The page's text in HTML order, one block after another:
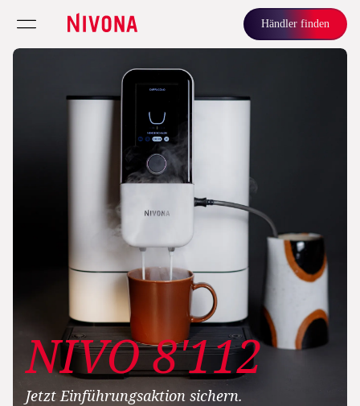
Händler finden
NIVO 8'112
Jetzt Einführungsaktion sichern.